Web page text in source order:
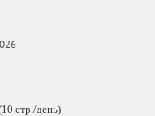
стр./день)